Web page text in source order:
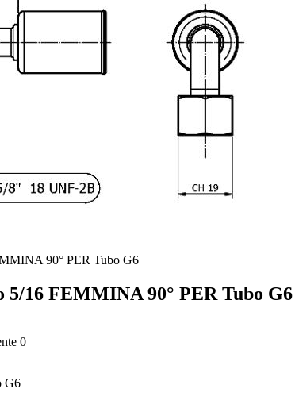
5/16 FEMMINA 90° PER Tubo G6
0
G6